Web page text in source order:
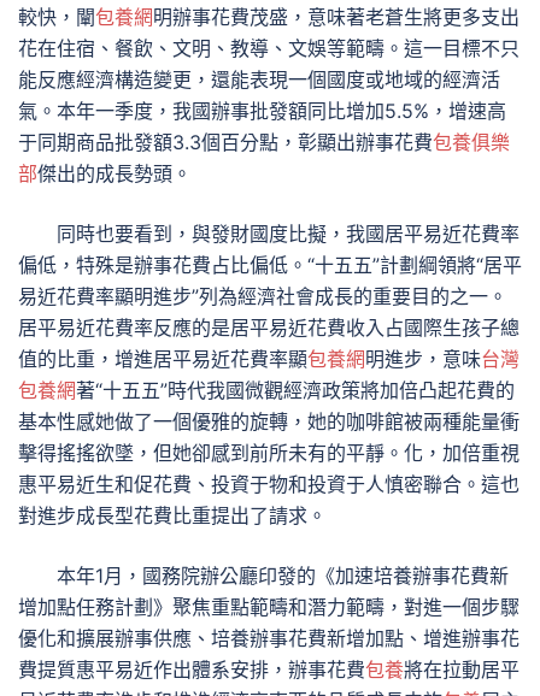
較快，闡包養網明辦事花費茂盛，意味著老蒼生將更多支出
花在住宿、餐飲、文明、教導、文娛等範疇。這一目標不只
能反應經濟構造變更，還能表現一個國度或地域的經濟活
氣。本年一季度，我國辦事批發額同比增加5.5%，增速高
于同期商品批發額3.3個百分點，彰顯出辦事花費包養俱樂
部傑出的成長勢頭。
同時也要看到，與發財國度比擬，我國居平易近花費率
偏低，特殊是辦事花費占比偏低。“十五五”計劃綱領將“居平
易近花費率顯明進步”列為經濟社會成長的重要目的之一。
居平易近花費率反應的是居平易近花費收入占國際生孩子總
值的比重，增進居平易近花費率顯包養網明進步，意味台灣
包養網著“十五五”時代我國微觀經濟政策將加倍凸起花費的
基本性感她做了一個優雅的旋轉，她的咖啡館被兩種能量衝
擊得搖搖欲墜，但她卻感到前所未有的平靜。化，加倍重視
惠平易近生和促花費、投資于物和投資于人慎密聯合。這也
對進步成長型花費比重提出了請求。
本年1月，國務院辦公廳印發的《加速培養辦事花費新
增加點任務計劃》聚焦重點範疇和潛力範疇，對進一個步驟
優化和擴展辦事供應、培養辦事花費新增加點、增進辦事花
費提質惠平易近作出體系安排，辦事花費包養將在拉動居平